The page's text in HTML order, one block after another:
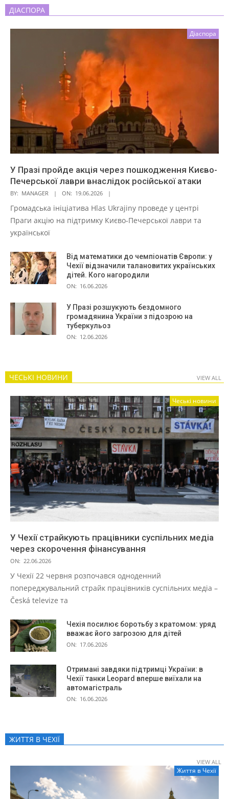
ДІАСПОРА
Діаспора
У Празі пройде акція через пошкодження Києво-
Печерської лаври внаслідок російської атаки
BY: MANAGER ON: 19.06.2026
Громадська ініціатива Hlas Ukrajiny проведе у центрі
Праги акцію на підтримку Києво-Печерської лаври та
української
Від математики до чемпіонатів Європи: у
Чехії відзначили талановитих українських
дітей. Кого нагородили
ON: 16.06.2026
У Празі розшукують бездомного
громадянина України з підозрою на
туберкульоз
ON: 12.06.2026
ЧЕСЬКІ НОВИНИ VIEW ALL
Чеські новини
У Чехії страйкують працівники суспільних медіа
через скорочення фінансування
ON: 22.06.2026
У Чехії 22 червня розпочався одноденний
попереджувальний страйк працівників суспільних медіа –
Česká televize та
Чехія посилює боротьбу з кратомом: уряд
вважає його загрозою для дітей
ON: 17.06.2026
Отримані завдяки підтримці України: в
Чехії танки Leopard вперше виїхали на
автомагістраль
ON: 16.06.2026
ЖИТТЯ В ЧЕXІЇ
VIEW ALL
Життя в Чеxії